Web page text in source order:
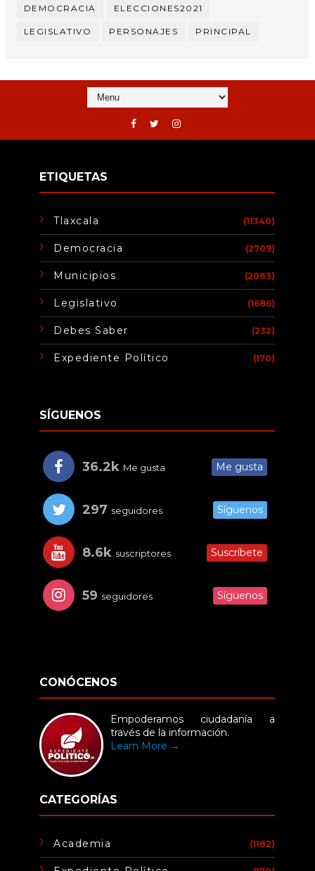
DEMOCRACIA ELECCIONES2021
LEGISLATIVO PERSONAJES PRINCIPAL
ETIQUETAS
Tlaxcala (11340)
Democracia (2709)
Municipios (2083)
Legislativo (1686)
Debes Saber (232)
Expediente Político (170)
SÍGUENOS
36.2k Me gusta Me gusta
297 seguidores Síguenos
8.6k suscriptores Suscríbete
59 seguidores Síguenos
CONÓCENOS
Empoderamos ciudadanía a
través de la información.
Learn More →
CATEGORÍAS
Academia (1182)